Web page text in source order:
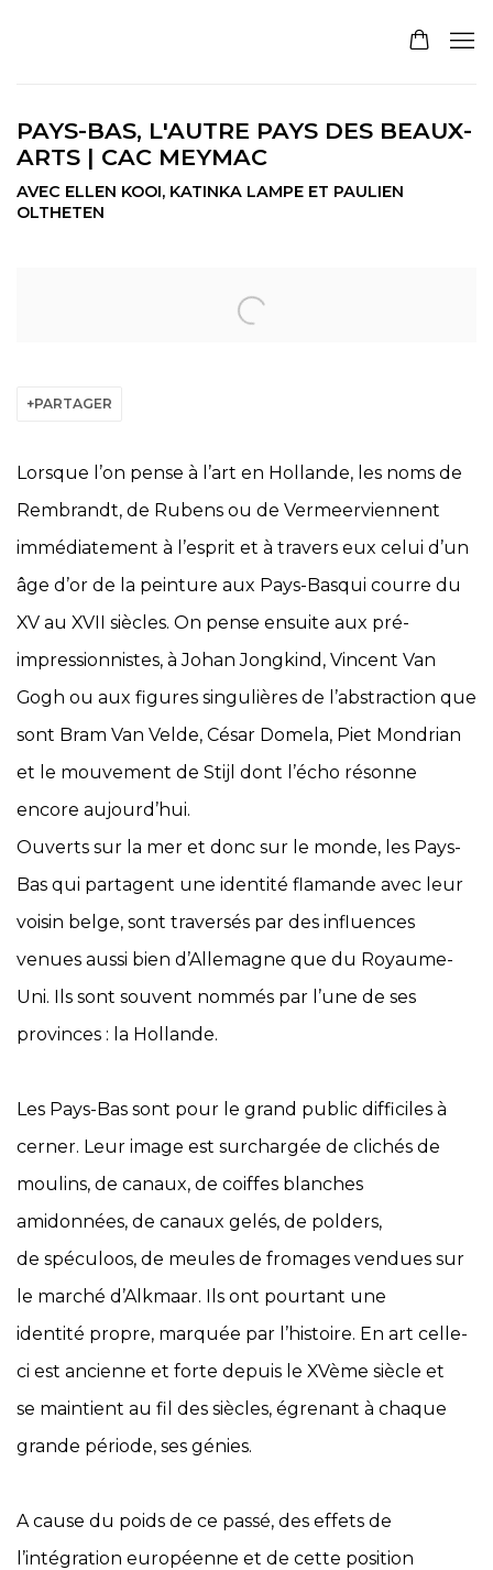
PAYS-BAS, L'AUTRE PAYS DES BEAUX-
ARTS | CAC MEYMAC
AVEC ELLEN KOOI, KATINKA LAMPE ET PAULIEN
OLTHETEN
PARTAGER
Lorsque l’on pense à l’art en Hollande, les noms de
Rembrandt, de Rubens ou de Vermeerviennent
immédiatement à l’esprit et à travers eux celui d’un
âge d’or de la peinture aux Pays-Basqui courre du
XV au XVII siècles. On pense ensuite aux pré-
impressionnistes, à Johan Jongkind, Vincent Van
Gogh ou aux figures singulières de l’abstraction que
sont Bram Van Velde, César Domela, Piet Mondrian
et le mouvement de Stijl dont l’écho résonne
encore aujourd’hui.
Ouverts sur la mer et donc sur le monde, les Pays-
Bas qui partagent une identité flamande avec leur
voisin belge, sont traversés par des influences
venues aussi bien d’Allemagne que du Royaume-
Uni. Ils sont souvent nommés par l’une de ses
provinces : la Hollande.
Les Pays-Bas sont pour le grand public difficiles à
cerner. Leur image est surchargée de clichés de
moulins, de canaux, de coiffes blanches
amidonnées, de canaux gelés, de polders,
de spéculoos, de meules de fromages vendues sur
le marché d’Alkmaar. Ils ont pourtant une
identité propre, marquée par l’histoire. En art celle-
ci est ancienne et forte depuis le XVème siècle et
se maintient au fil des siècles, égrenant à chaque
grande période, ses génies.
A cause du poids de ce passé, des effets de
l’intégration européenne et de cette position